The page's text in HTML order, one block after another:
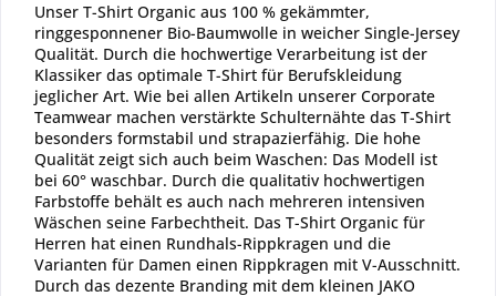
Unser T-Shirt Organic aus 100 % gekämmter,
ringgesponnener Bio-Baumwolle in weicher Single-Jersey
Qualität. Durch die hochwertige Verarbeitung ist der
Klassiker das optimale T-Shirt für Berufskleidung
jeglicher Art. Wie bei allen Artikeln unserer Corporate
Teamwear machen verstärkte Schulternähte das T-Shirt
besonders formstabil und strapazierfähig. Die hohe
Qualität zeigt sich auch beim Waschen: Das Modell ist
bei 60° waschbar. Durch die qualitativ hochwertigen
Farbstoffe behält es auch nach mehreren intensiven
Wäschen seine Farbechtheit. Das T-Shirt Organic für
Herren hat einen Rundhals-Rippkragen und die
Varianten für Damen einen Rippkragen mit V-Ausschnitt.
Durch das dezente Branding mit dem kleinen JAKO